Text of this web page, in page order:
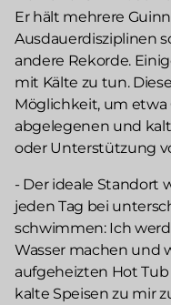
Er hält mehrere
Ausdauerdisziplinen
andere Rekorde.
mit Kälte zu tun.
Möglichkeit, um etwa
abgelegenen und
oder Unterstützung
- Der ideale Standort
jeden Tag bei
schwimmen: Ich
Wasser machen und
aufgeheizten Hot
kalte Speisen zu mir